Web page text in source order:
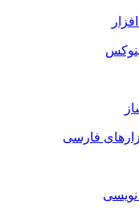
فارسی
نویسی